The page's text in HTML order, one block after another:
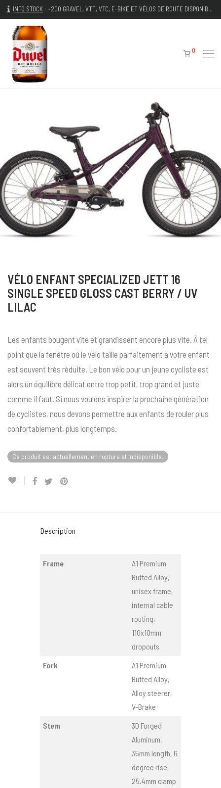
INFO STOCK : +200 GRAVEL, VTT, VTC, E-BIKE ET VÉLOS DE ROUTE DISPONIBLES IMMÉDIATEMENT
0
VÉLO ENFANT SPECIALIZED JETT 16
SINGLE SPEED GLOSS CAST BERRY / UV
LILAC
Les enfants bougent vite et grandissent encore plus vite. À tel
point que la fenêtre où le vélo taille parfaitement à votre enfant
est souvent très réduite. Le bon vélo pour un jeune cycliste est
alors un équilibre délicat entre trop petit, trop grand et juste
comme il faut. Si nous voulons inspirer la prochaine génération
de cyclistes, nous devons permettre aux enfants de rouler plus
confortablement, plus longtemps.
Ce produit est actuellement en rupture et indisponible.
Description
Frame
A1 Premium
Butted Alloy,
unisex frame,
internal cable
routing,
110x10mm
dropouts
Fork
A1 Premium
Butted Alloy,
Alloy steerer,
V-Brake
Stem
3D Forged
Aluminum,
35mm length, 6
degree rise,
25.4mm clamp